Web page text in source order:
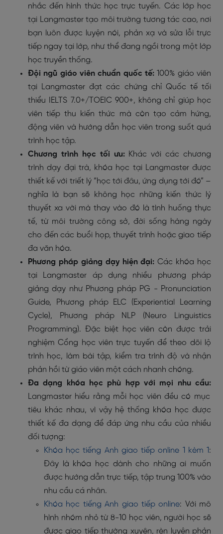
nhắc đến hình thức học trực tuyến. Các lớp học
tại Langmaster tạo môi trường tương tác cao, nơi
bạn luôn được luyện nói, phản xạ và sửa lỗi trực
tiếp ngay tại lớp, như thể đang ngồi trong một lớp
học truyền thống.
Đội ngũ giáo viên chuẩn quốc tế:100% giáo viên
tại Langmaster đạt các chứng chỉ Quốc tế tối
thiểu IELTS 7.0+/TOEIC 900+, không chỉ giúp học
viên tiếp thu kiến thức mà còn tạo cảm hứng,
động viên và hướng dẫn học viên trong suốt quá
trình học tập.
Chương trình học tối ưu:Khác với các chương
trình dạy đại trà, khóa học tại Langmaster được
thiết kế với triết lý “học tới đâu, ứng dụng tới đó” –
nghĩa là bạn sẽ không học những kiến thức lý
thuyết xa vời mà thay vào đó là tình huống thực
tế, từ môi trường công sở, đời sống hàng ngày
cho đến các buổi họp, thuyết trình hoặc giao tiếp
đa văn hóa.
Phương pháp giảng dạy hiện đại:Các khóa học
tại Langmaster áp dụng nhiều phương pháp
giảng dạy như Phương pháp PG - Pronunciation
Guide, Phương pháp ELC (Experiential Learning
Cycle), Phương pháp NLP (Neuro Linguistics
Programming). Đặc biệt học viên còn được trải
nghiệm Cổng học viên trực tuyến để theo dõi lộ
trình học, làm bài tập, kiểm tra trình độ và nhận
phản hồi từ giáo viên một cách nhanh chóng.
Đa dạng khóa học phù hợp với mọi nhu cầu:
Langmaster hiểu rằng mỗi học viên đều có mục
tiêu khác nhau, vì vậy hệ thống khóa học được
thiết kế đa dạng để đáp ứng nhu cầu của nhiều
đối tượng:
Khóa học tiếng Anh giao tiếp online 1 kèm 1:
Đây là khóa học dành cho những ai muốn
được hướng dẫn trực tiếp, tập trung 100% vào
nhu cầu cá nhân.
Khóa học tiếng Anh giao tiếp online: Với mô
hình nhóm nhỏ từ 8-10 học viên, người học sẽ
được giao tiếp thường xuyên, rèn luyện phản